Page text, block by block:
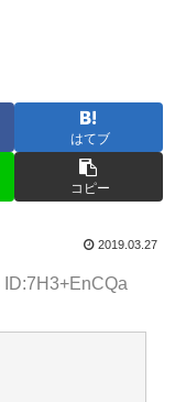
はてブ
コピー
2019.03.27